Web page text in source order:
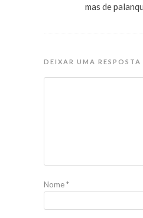
mas de
DEIXAR UMA RESPOSTA
Nome*